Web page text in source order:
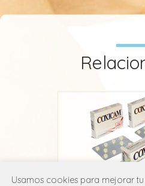
Usamos cookies para mejorar tu